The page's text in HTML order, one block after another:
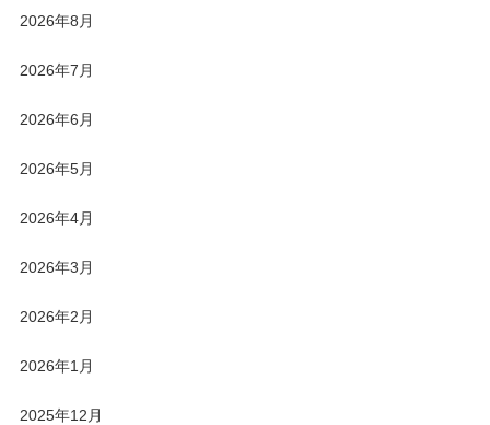
2026年8月
2026年7月
2026年6月
2026年5月
2026年4月
2026年3月
2026年2月
2026年1月
2025年12月